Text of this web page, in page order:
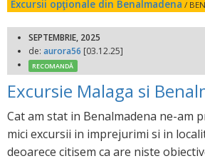
Excursii opţionale din Benalmadena /
SEPTEMBRIE, 2025
de: aurora56 [03.12.25]
RECOMANDĂ
Excursie Malaga si
Cat am stat in Benalmadena ne-am
mici excursii in imprejurimi si in
deoarece citisem ca are niste